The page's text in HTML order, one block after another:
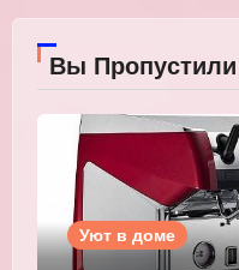
Вы Пропустили
Уют в доме